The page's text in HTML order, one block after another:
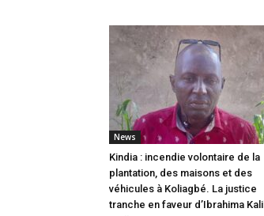
News
Kindia : incendie volontaire de la
plantation, des maisons et des
véhicules à Koliagbé. La justice
tranche en faveur d’Ibrahima Kalil